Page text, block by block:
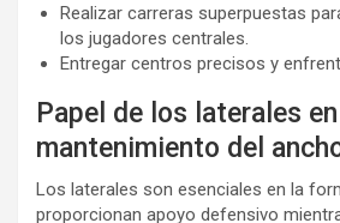
Realizar carreras superpuestas
los jugadores centrales.
Entregar centros precisos y
Papel de los laterales en
mantenimiento del
Los laterales son esenciales en la
proporcionan apoyo defensivo